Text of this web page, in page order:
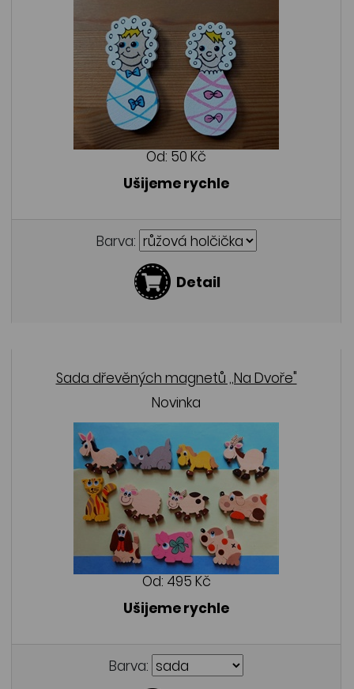
Od: 50 Kč
Ušijeme rychle
Barva:
Detail
Sada dřevěných magnetů ,,Na Dvoře"
Novinka
Od: 495 Kč
Ušijeme rychle
Barva: